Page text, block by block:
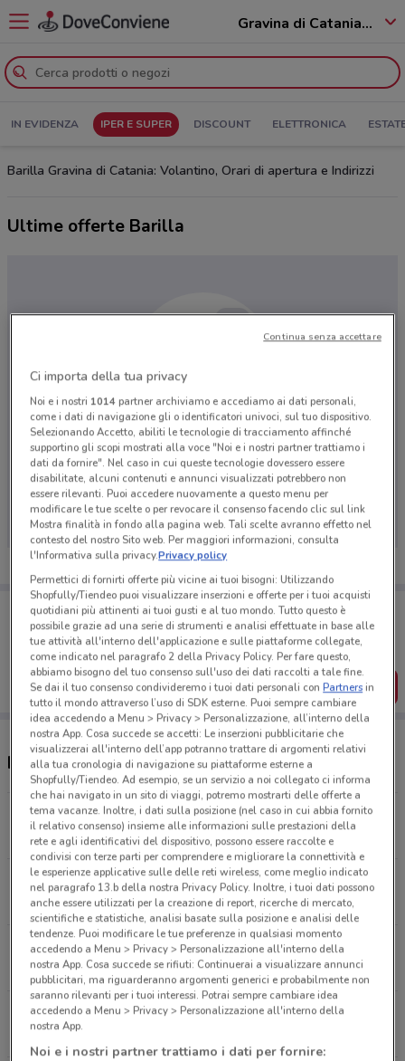
Gravina di Catania - 95030
IN EVIDENZA IPER E SUPER DISCOUNT ELETTRONICA
Barilla Gravina di Catania: Volantino, Orari di apertura e Indirizzi
Ultime offerte Barilla
Ci dispiace, al momento non abbiamo pubblicato
volantini nella tua zona. Riprova più tardi.
Porta DoveConviene sempre con te!
Puoi trovare le migliori offerte dei negozi vicino a te,
salvarle e creare la tua lista del risparmio, comodamente
dal tuo cellulare.
SCARICA L’APP
Negozi Barilla a Gravina di Catania
Via Orsa Minore, 9 Gravina Di Catania
388 m
CHIUSO
Via Vitaliana Brancati, N.4/6/8 Gravina Di Catania
1.2 km
Via Gramsci, 118 Gravina Di Catania
1.5 km
CHIUSO
Via Roma 112 Mascalucia
1.6 km
Ci importa della tua privacy
Noi e i nostri 1014partner archiviamo e accediamo ai dati personali,
come i dati di navigazione gli o identificatori univoci, sul tuo dispositivo.
Selezionando Accetto, abiliti le tecnologie di tracciamento affinché
supportino gli scopi mostrati alla voce "Noi e i nostri partner trattiamo i
dati da fornire". Nel caso in cui queste tecnologie dovessero essere
disabilitate, alcuni contenuti e annunci visualizzati potrebbero non
essere rilevanti. Puoi accedere nuovamente a questo menu per
modificare le tue scelte o per revocare il consenso facendo clic sul link
Mostra finalità in fondo alla pagina web. Tali scelte avranno effetto nel
contesto del nostro Sito web. Per maggiori informazioni, consulta
l'Informativa sulla privacy.Privacy policy
Permettici di fornirti offerte più vicine ai tuoi bisogni: Utilizzando
Shopfully/Tiendeo puoi visualizzare inserzioni e offerte per i tuoi acquisti
quotidiani più attinenti ai tuoi gusti e al tuo mondo. Tutto questo è
possibile grazie ad una serie di strumenti e analisi effettuate in base alle
tue attività all'interno dell'applicazione e sulle piattaforme collegate,
come indicato nel paragrafo 2 della Privacy Policy. Per fare questo,
abbiamo bisogno del tuo consenso sull'uso dei dati raccolti a tale fine.
Se dai il tuo consenso condivideremo i tuoi dati personali conPartnersin
tutto il mondo attraverso l’uso di SDK esterne. Puoi sempre cambiare
idea accedendo a Menu > Privacy > Personalizzazione, all’interno della
nostra App. Cosa succede se accetti: Le inserzioni pubblicitarie che
visualizzerai all'interno dell’app potranno trattare di argomenti relativi
alla tua cronologia di navigazione su piattaforme esterne a
Shopfully/Tiendeo. Ad esempio, se un servizio a noi collegato ci informa
che hai navigato in un sito di viaggi, potremo mostrarti delle offerte a
tema vacanze. Inoltre, i dati sulla posizione (nel caso in cui abbia fornito
il relativo consenso) insieme alle informazioni sulle prestazioni della
rete e agli identificativi del dispositivo, possono essere raccolte e
condivisi con terze parti per comprendere e migliorare la connettività e
le esperienze applicative sulle delle reti wireless, come meglio indicato
nel paragrafo 13.b della nostra Privacy Policy. Inoltre, i tuoi dati possono
anche essere utilizzati per la creazione di report, ricerche di mercato,
scientifiche e statistiche, analisi basate sulla posizione e analisi delle
tendenze. Puoi modificare le tue preferenze in qualsiasi momento
accedendo a Menu > Privacy > Personalizzazione all'interno della
nostra App. Cosa succede se rifiuti: Continuerai a visualizzare annunci
pubblicitari, ma riguarderanno argomenti generici e probabilmente non
saranno rilevanti per i tuoi interessi. Potrai sempre cambiare idea
accedendo a Menu > Privacy > Personalizzazione all'interno della
nostra App.
Noi e i nostri partner trattiamo i dati per fornire:
Continua senza accettare